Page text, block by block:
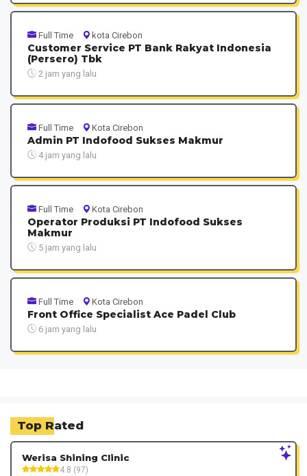
Full Time kota Cirebon
Customer Service PT Bank Rakyat Indonesia
(Persero) Tbk
2 jam yang lalu
Full Time Kota Cirebon
Admin PT Indofood Sukses Makmur
4 jam yang lalu
Full Time Kota Cirebon
Operator Produksi PT Indofood Sukses
Makmur
5 jam yang lalu
Full Time Kota Cirebon
Front Office Specialist Ace Padel Club
6 jam yang lalu
Top Rated
Werisa Shining Clinic
4.8 (97)